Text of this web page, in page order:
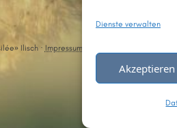
Dienste verwalten
Akzeptieren
Ilisch · Impressum